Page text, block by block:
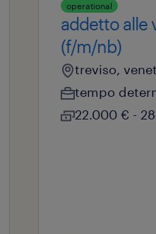
operational
addetto alle
(f/m/nb)
treviso,
tempo
22.000 € -